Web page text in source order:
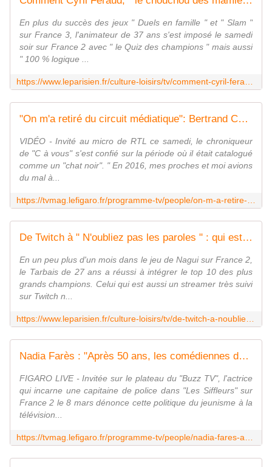
En plus du succès des jeux " Duels en famille " et " Slam "
sur France 3, l'animateur de 37 ans s'est imposé le samedi
soir sur France 2 avec " le Quiz des champions " mais aussi
" 100 % logique ...
"On m'a retiré du circuit médiatique": Bertrand Chameroy évoque sa traversée du désert après "TPMP" et "OFNI"
VIDÉO - Invité au micro de RTL ce samedi, le chroniqueur
de "C à vous" s'est confié sur la période où il était catalogué
comme un "chat noir". " En 2016, mes proches et moi avions
du mal à...
De Twitch à " N'oubliez pas les paroles " : qui est Louis, alias Hexakil, maestro au record de clochettes
En un peu plus d'un mois dans le jeu de Nagui sur France 2,
le Tarbais de 27 ans a réussi à intégrer le top 10 des plus
grands champions. Celui qui est aussi un streamer très suivi
sur Twitch n...
Nadia Farès : "Après 50 ans, les comédiennes deviennent invisibles"
FIGARO LIVE - Invitée sur le plateau du "Buzz TV", l'actrice
qui incarne une capitaine de police dans "Les Siffleurs" sur
France 2 le 8 mars dénonce cette politique du jeunisme à la
télévision...